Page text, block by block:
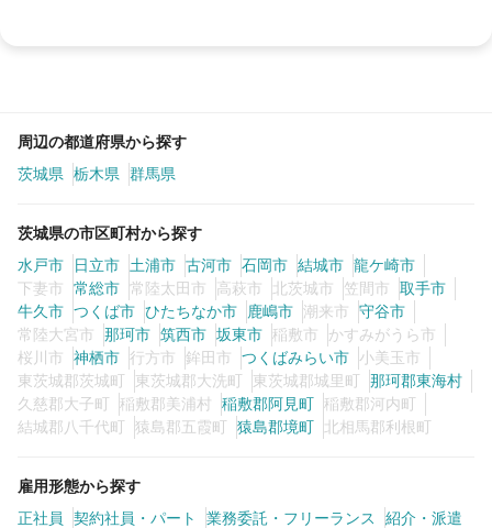
周辺の都道府県から探す
茨城県
栃木県 群馬県
茨城県の市区町村から探す
水戸市
日立市 土浦市 古河市 石岡市 結城市 龍ケ崎市
下妻市
常総市 常陸太田市 高萩市 北茨城市 笠間市
取手市
牛久市 つくば市 ひたちなか市 鹿嶋市 潮来市
守谷市
常陸大宮市
那珂市 筑西市 坂東市 稲敷市
かすみがうら市
桜川市
神栖市 行方市 鉾田市 つくばみらい市 小美玉市
東茨城郡茨城町
東茨城郡大洗町 東茨城郡城里町
那珂郡東海村
久慈郡大子町
稲敷郡美浦村 稲敷郡阿見町 稲敷郡河内町
結城郡八千代町
猿島郡五霞町 猿島郡境町 北相馬郡利根町
雇用形態から探す
正社員
契約社員・パート 業務委託・フリーランス 紹介・派遣